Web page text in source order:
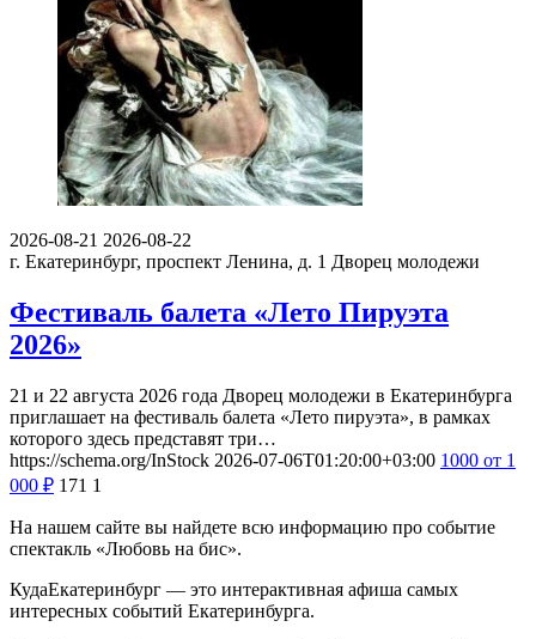
2026-08-21 2026-08-22
г. Екатеринбург, проспект Ленина, д. 1 Дворец молодежи
Фестиваль балета «Лето Пируэта
2026»
21 и 22 августа 2026 года Дворец молодежи в Екатеринбурга
приглашает на фестиваль балета «Лето пируэта», в рамках
которого здесь представят три…
https://schema.org/InStock 2026-07-06T01:20:00+03:00 1000 от 1
000 ₽ 171 1
На нашем сайте вы найдете всю информацию про событие
спектакль «Любовь на бис».
КудаЕкатеринбург — это интерактивная афиша самых
интересных событий Екатеринбурга.